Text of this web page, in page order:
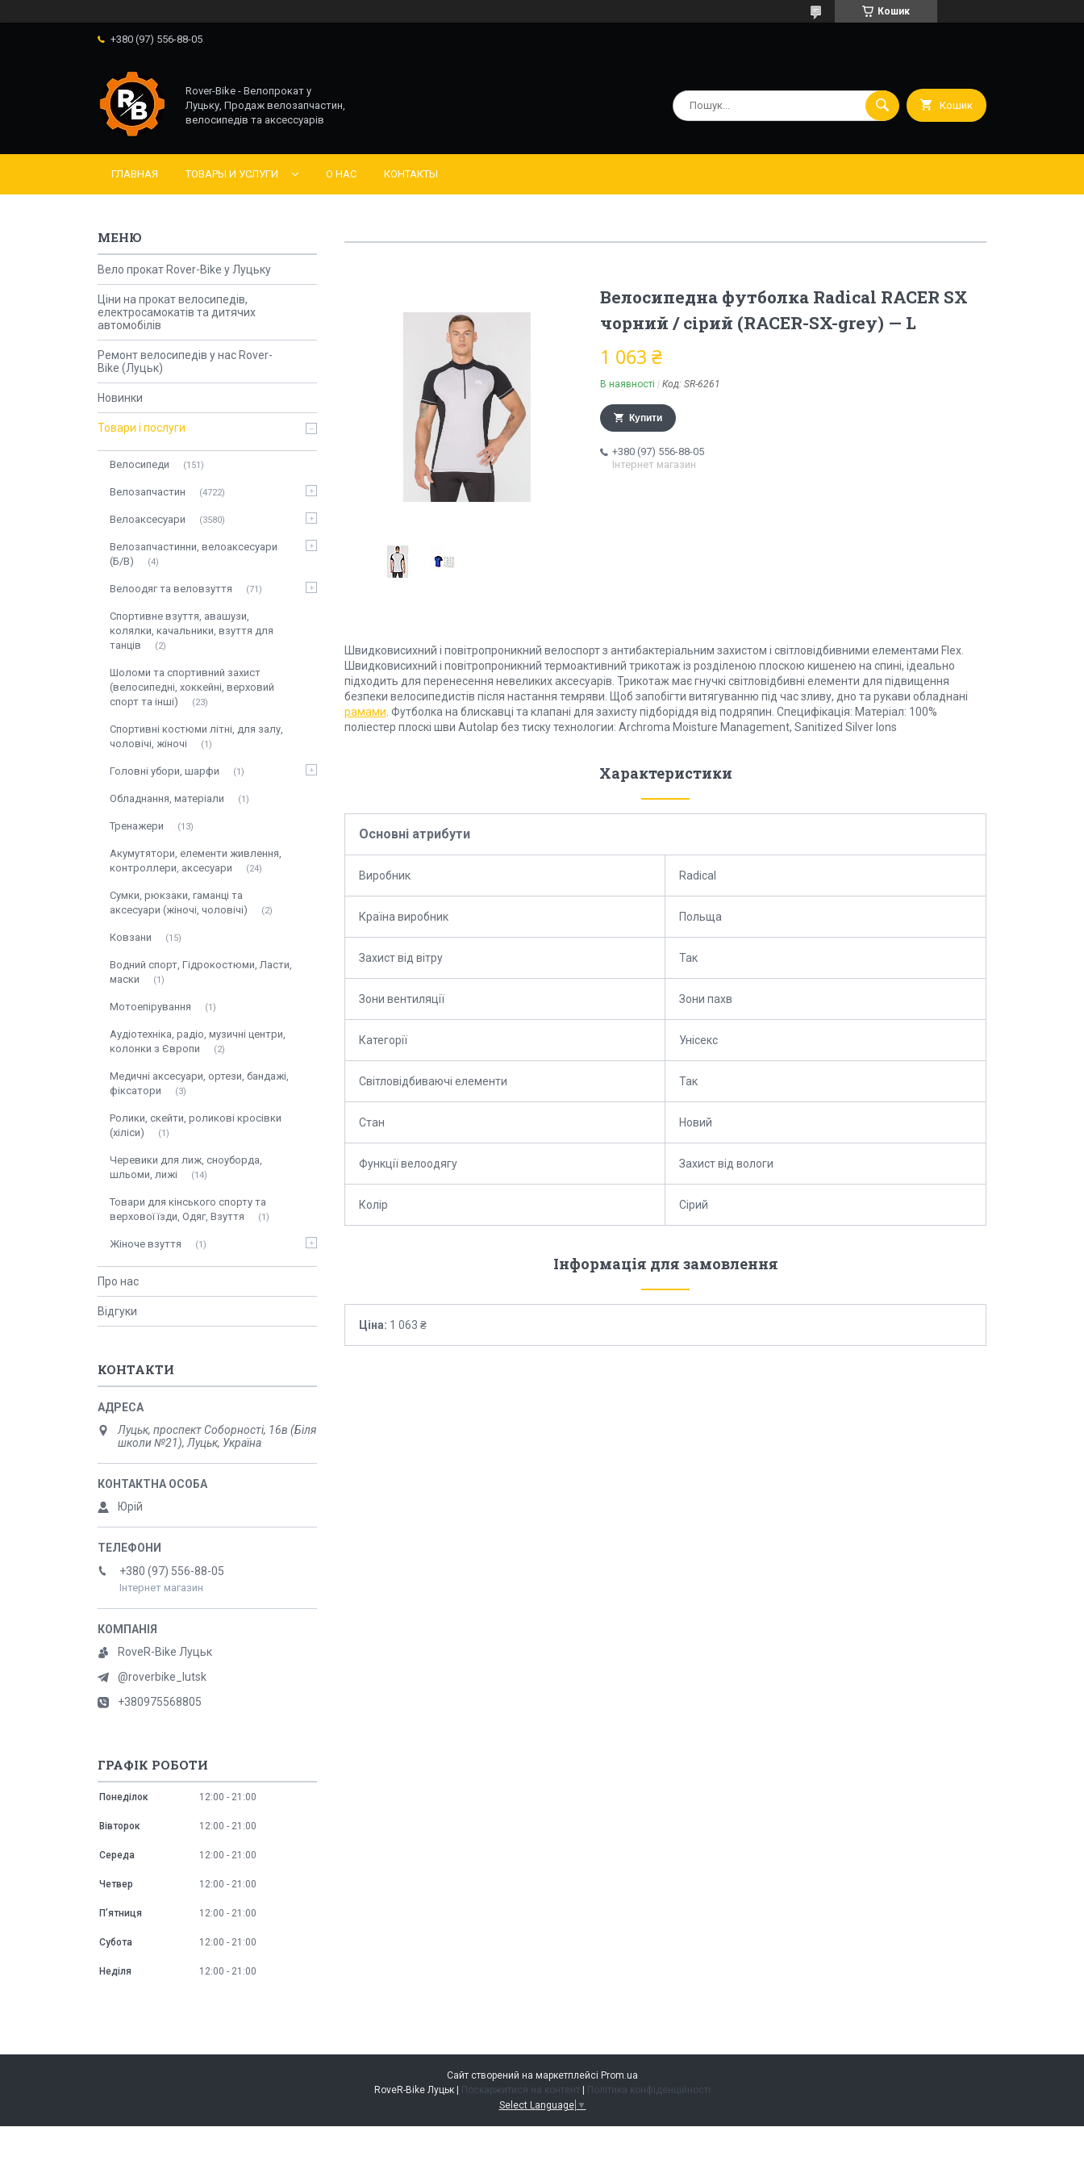
Кошик
+380 (97) 556-88-05
Rover-Bike - Велопрокат у
Луцьку, Продаж велозапчастин,
велосипедів та аксессуарів
Кошик
ГЛАВНАЯ ТОВАРЫ И УСЛУГИ О НАС КОНТАКТЫ
Велосипедна футболка Radical RACER SX
чорний / сірий (RACER-SX-grey) — L
1 063 ₴
В наявності Код: SR-6261
Купити
+380 (97) 556-88-05
Інтернет магазин
Швидковисихний і повітропроникний велоспорт з антибактеріальним захистом і світловідбивними елементами Flex.
Швидковисихний і повітропроникний термоактивний трикотаж із розділеною плоскою кишенею на спині, ідеально
підходить для перенесення невеликих аксесуарів. Трикотаж має гнучкі світловідбивні елементи для підвищення
безпеки велосипедистів після настання темряви. Щоб запобігти витягуванню під час зливу, дно та рукави обладнані
рамами . Футболка на блискавці та клапані для захисту підборіддя від подряпин. Специфікація: Матеріал: 100%
поліестер плоскі шви Autolap без тиску технологии: Archroma Moisture Management, Sanitized Silver Ions
Характеристики
Основні атрибути
Виробник Radical
Країна виробник Польща
Захист від вітру Так
Зони вентиляції Зони пахв
Категорії Унісекс
Світловідбиваючі елементи Так
Стан Новий
Функції велоодягу Захист від вологи
Колір Сірий
Інформація для замовлення
Ціна: 1 063 ₴
Вело прокат Rover-Bike у Луцьку
Ціни на прокат велосипедів,
електросамокатів та дитячих
автомобілів
Ремонт велосипедів у нас Rover-
Bike (Луцьк)
Новинки
Товари і послуги
Велосипеди 151
Велозапчастин 4722
Велоаксесуари 3580
Велозапчастинни, велоаксесуари
(Б/В)
4
Велоодяг та веловзуття 71
Спортивне взуття, авашузи,
колялки, качальники, взуття для
танців
2
Шоломи та спортивний захист
(велосипедні, хоккейні, верховий
спорт та інші)
23
Спортивні костюми літні, для залу,
чоловічі, жіночі
1
Головні убори, шарфи 1
Обладнання, матеріали 1
Тренажери 13
Акумутятори, елементи живлення,
контроллери, аксесуари
24
Сумки, рюкзаки, гаманці та
аксесуари (жіночі, чоловічі)
2
Ковзани 15
Водний спорт, Гідрокостюми, Ласти,
маски
1
Мотоепірування 1
Аудіотехніка, радіо, музичні центри,
колонки з Європи
2
Медичні аксесуари, ортези, бандажі,
фіксатори
3
Ролики, скейти, роликові кросівки
(хіліси)
1
Черевики для лиж, сноуборда,
шльоми, лижі
14
Товари для кінського спорту та
верхової їзди, Одяг, Взуття
1
Жіноче взуття 1
Про нас
Відгуки
КОНТАКТИ
Луцьк, проспект Соборності, 16в (Біля
школи №21), Луцьк, Україна
Юрій
+380 (97) 556-88-05
Інтернет магазин
RoveR-Bike Луцьк
@roverbike_lutsk
+380975568805
ГРАФІК РОБОТИ
Понеділок 12:00 21:00
Вівторок 12:00 21:00
Середа 12:00 21:00
Четвер 12:00 21:00
Пʼятниця 12:00 21:00
Субота 12:00 21:00
Неділя 12:00 21:00
Сайт створений на маркетплейсі Prom.ua
Поскаржитися на контент
Політика конфіденційності
Select Language ▼